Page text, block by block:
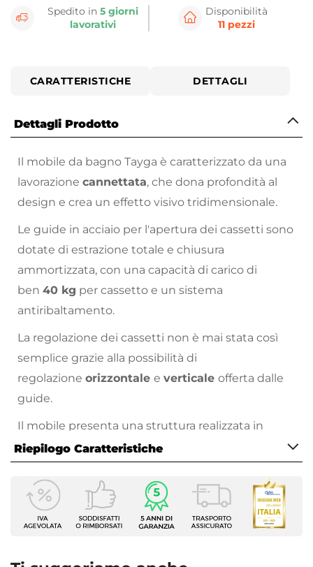
Spedito in5 giorni
lavorativi
Disponibilità
11 pezzi
CARATTERISTICHE DETTAGLI
Dettagli Prodotto
Il mobile da bagno Tayga è caratterizzato da una
lavorazione cannettata, che dona profondità al
design e crea un effetto visivo tridimensionale.
Le guide in acciaio per l'apertura dei cassetti sono
dotate di estrazione totale e chiusura
ammortizzata, con una capacità di carico di
ben 40 kg per cassetto e un sistema
antiribaltamento.
La regolazione dei cassetti non è mai stata così
semplice grazie alla possibilità di
regolazione orizzontale e verticale offerta dalle
guide.
Il mobile presenta una struttura realizzata in
legno nobilitato e il pannello frontale in legno
MDF. Questa combinazione assicura un equilibrio
perfetto tra robustezza, estetica e funzionalità,
rendendo il mobile un complemento d'arredo
versatile e raffinato.
Riepilogo Caratteristiche
Caratteristiche Mobile
Larghezza
69,5 cm